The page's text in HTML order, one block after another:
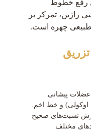
رفع خطوط
تمرکز بر
چهره است.
پیشانی
اوکولی) و خط اخم.
نسبت‌های صحیح
مختلف